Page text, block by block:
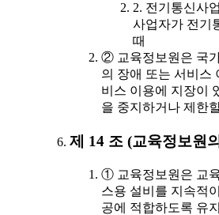
2. 전기통신사
사업자가 전기
때
② 교육정보원은 국
의 장애 또는 서비스
비스 이용에 지장이
을 중지하거나 제한
제 14 조 (교육정보원
① 교육정보원은 교
스용 설비를 지속적
공에 적합하도록 유